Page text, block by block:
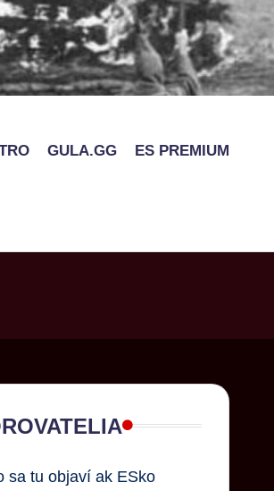
GULA.GG ES PREMIUM
sa tu objaví ak ESko